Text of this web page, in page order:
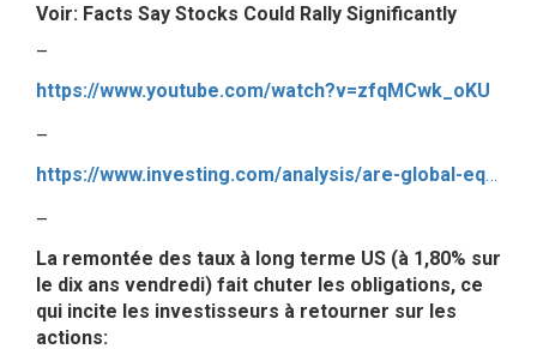
Voir: Facts Say Stocks Could Rally Significantly
–
https://www.youtube.com/watch?v=zfqMCwk_oKU
–
https://www.investing.com/analysis/are-global-equity-markets-about-to-take-a-dramatic-surge-higher-200478164
–
La remontée des taux à long terme US (à 1,80% sur
le dix ans vendredi) fait chuter les obligations, ce
qui incite les investisseurs à retourner sur les
actions: